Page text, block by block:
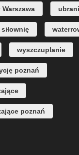
wyszczuplanie
poznań
poznań